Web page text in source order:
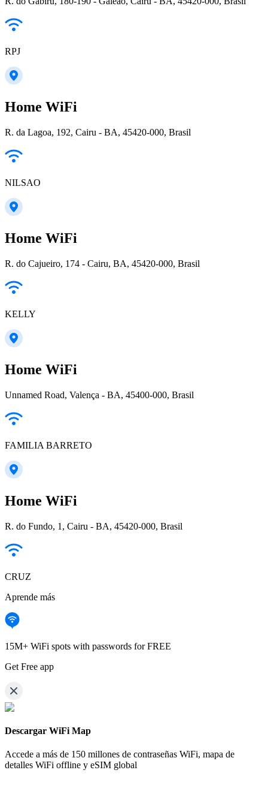
RPJ
Home WiFi
R. da Lagoa, 192, Cairu - BA, 45420-000, Brasil
NILSAO
Home WiFi
R. do Cajueiro, 174 - Cairu, BA, 45420-000, Brasil
KELLY
Home WiFi
Unnamed Road, Valença - BA, 45400-000, Brasil
FAMILIA BARRETO
Home WiFi
R. do Fundo, 1, Cairu - BA, 45420-000, Brasil
CRUZ
Aprende más
15M+ WiFi spots with passwords for FREE
Get Free app
Descargar WiFi Map
Accede a más de 150 millones de contraseñas WiFi, mapa de
detalles WiFi offline y eSIM global